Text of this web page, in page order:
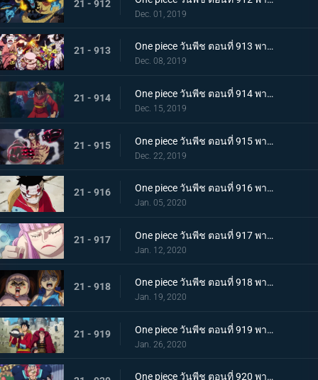
21 - 912
Dec. 01, 2019
21 - 913 One piece วันพีช ตอนที่ 913 พากย์ไทย พ่ายแพ้อย่างหมดรูป ลมหายใจพิโรธของไคโด!
Dec. 08, 2019
21 - 914 One piece วันพีช ตอนที่ 914 พากย์ไทย การต่อสู้อันดุเดือด ลูฟี่ที่บุกเข้าใส่ปะทะไคโด
Dec. 15, 2019
21 - 915 One piece วันพีช ตอนที่ 915 พากย์ไทย การทำลายล้าง! ท่าไม้ตายเผด็จศึกอัสนีแปดทิศ!
Dec. 22, 2019
21 - 916 One piece วันพีช ตอนที่ 916 พากย์ไทย ลูฟี่ผู้ถูกเย้ยหยัน นรกบนดินที่เหมืองนักโทษ
Jan. 05, 2020
21 - 917 One piece วันพีช ตอนที่ 917 พากย์ไทย ดินแดนศักดิ์สิทธิ์สั่นคลอน หนวดดำ 1 ใน 4 จักรพรรดิผู้ไม่เกรงกลัวใคร
Jan. 12, 2020
21 - 918 One piece วันพีช ตอนที่ 918 พากย์ไทย เริ่มดำเนินการ แผนการใหญ่โค่นล้มไคโด!
Jan. 19, 2020
21 - 919 One piece วันพีช ตอนที่ 919 พากย์ไทย ความโกลาหล! นักโทษลูฟี่กับคิด!
Jan. 26, 2020
One piece วันพีช ตอนที่ 920 พากย์ไทย ร้านสุดดัง! โซบะหมายเลข 18 ของซันจิ!